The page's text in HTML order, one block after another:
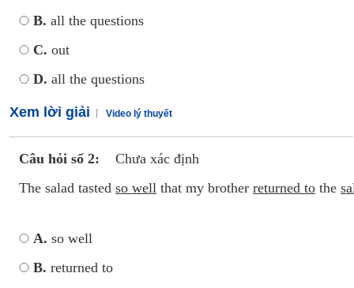
B. all the questions
C. out
D. all the questions
Xem lời giải Video lý thuyết
Câu hỏi số 2:
Chưa xác định
The salad tasted so well that my brother returned to the
A. so well
B. returned to